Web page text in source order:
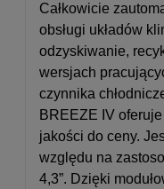
Całkowicie
obsługi układów
odzyskiwanie,
wersjach
czynnika
BREEZE IV
jakości do ceny.
względu na
4,3”. Dzięki